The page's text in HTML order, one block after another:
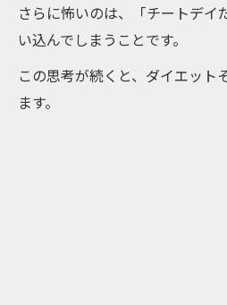
さらに怖いのは、「チートデイ
い込んでしまうことです。
この思考が続くと、ダイエット
ます。